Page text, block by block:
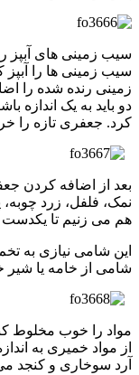
سیب زمینی های آبپز
سیب زمینی ها را
زمینی رنده شده را
دو باید به یک اندازه
کرد. جعفری تازه را
بعد از اضافه کردن
نمک، فلفل، زرد چوبه،
هم می زنیم تا
این شامی نیازی به
شامی از خامه یا
مواد را خوب مخلوط
از مواد خمیری به
آرد سوخاری و کنجد